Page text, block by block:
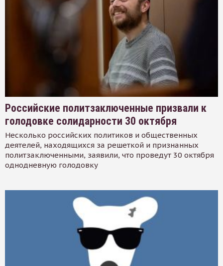
Российские политзаключенные призвали к
голодовке солидарности 30 октября
Несколько российских политиков и общественных
деятелей, находящихся за решеткой и признанных
политзаключенными, заявили, что проведут 30 октября
однодневную голодовку